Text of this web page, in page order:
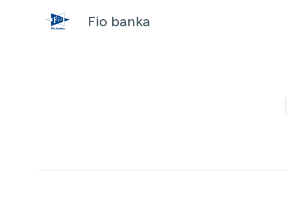
Fio banka